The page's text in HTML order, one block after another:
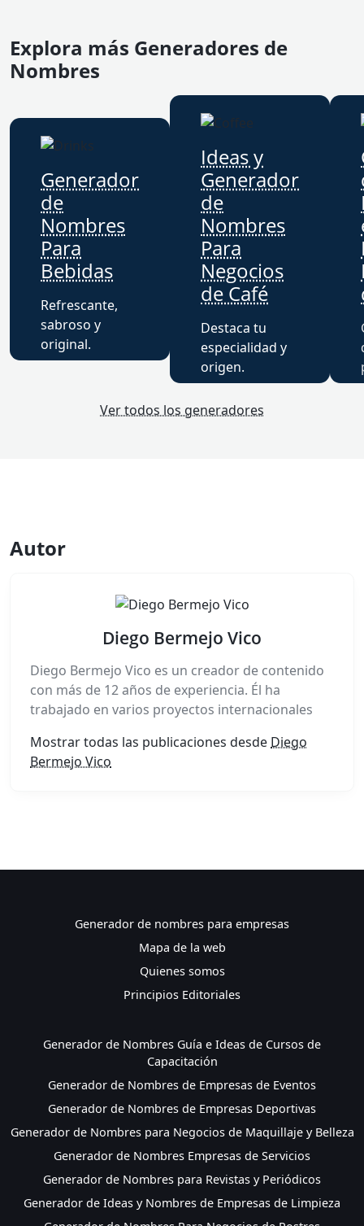
Explora más Generadores de
Nombres
Generador
de
Nombres
Para
Bebidas
Refrescante,
sabroso y
original.
Ideas y
Generador
de
Nombres
Para
Negocios
de Café
Destaca tu
especialidad y
origen.
Ver todos los generadores
Autor
Diego Bermejo Vico
Diego Bermejo Vico es un creador de contenido
con más de 12 años de experiencia. Él ha
trabajado en varios proyectos internacionales
Mostrar todas las publicaciones desde Diego
Bermejo Vico
Generador de nombres para empresas
Mapa de la web
Quienes somos
Principios Editoriales
Generador de Nombres Guía e Ideas de Cursos de
Capacitación
Generador de Nombres de Empresas de Eventos
Generador de Nombres de Empresas Deportivas
Generador de Nombres para Negocios de Maquillaje y Belleza
Generador de Nombres Empresas de Servicios
Generador de Nombres para Revistas y Periódicos
Generador de Ideas y Nombres de Empresas de Limpieza